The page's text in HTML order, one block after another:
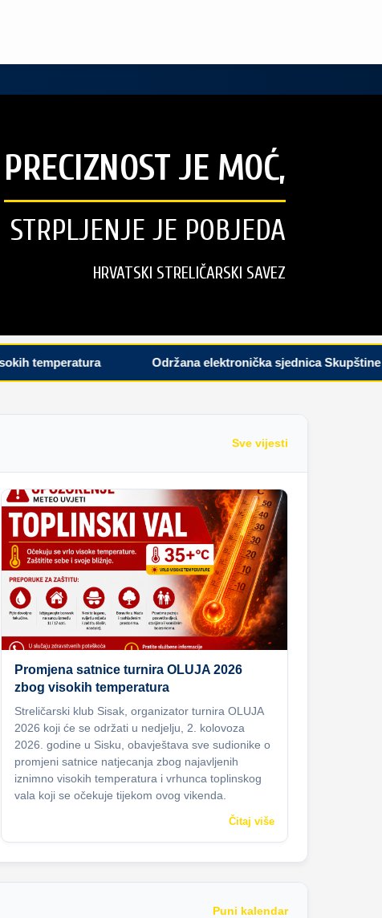
PRECIZNOST JE MOĆ,
STRPLJENJE JE POBJEDA
HRVATSKI STRELIČARSKI SAVEZ
Održana elektronička sjednica Skupštine
Sve vijesti
Promjena satnice turnira OLUJA 2026
zbog visokih temperatura
Streličarski klub Sisak, organizator turnira OLUJA
2026 koji će se održati u nedjelju, 2. kolovoza
2026. godine u Sisku, obavještava sve sudionike o
promjeni satnice natjecanja zbog najavljenih
iznimno visokih temperatura i vrhunca toplinskog
vala koji se očekuje tijekom ovog vikenda.
Čitaj više
Puni kalendar